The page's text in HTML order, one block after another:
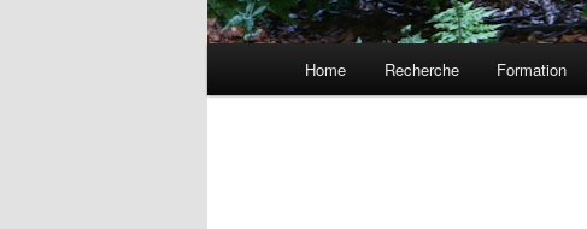
Aller
Home Recherche Formation